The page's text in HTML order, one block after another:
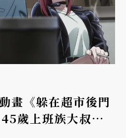
《躲在超市後門
歲上班族大叔與